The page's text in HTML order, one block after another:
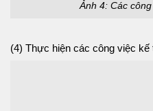
Ảnh 4: Các
(4) Thực hiện các công việc kế